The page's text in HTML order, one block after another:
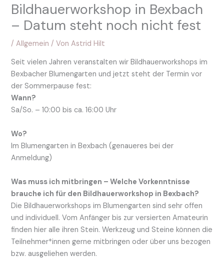
Bildhauerworkshop in Bexbach
– Datum steht noch nicht fest
/Allgemein / VonAstrid Hilt
Seit vielen Jahren veranstalten wir Bildhauerworkshops im
Bexbacher Blumengarten und jetzt steht der Termin vor
der Sommerpause fest:
Wann?
Sa/So. – 10:00 bis ca. 16:00 Uhr
Wo?
Im Blumengarten in Bexbach (genaueres bei der
Anmeldung)
Was muss ich mitbringen – Welche Vorkenntnisse
brauche ich für den Bildhauerworkshop in Bexbach?
Die Bildhauerworkshops im Blumengarten sind sehr offen
und individuell. Vom Anfänger bis zur versierten Amateurin
finden hier alle ihren Stein. Werkzeug und Steine können die
Teilnehmer*innen gerne mitbringen oder über uns bezogen
bzw. ausgeliehen werden.